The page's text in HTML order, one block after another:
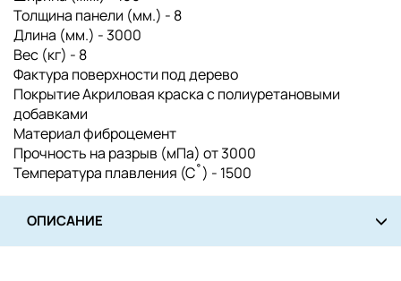
Толщина панели (мм.) - 8
Длина (мм.) - 3000
Вес (кг) - 8
Фактура поверхности под дерево
Покрытие Акриловая краска с полиуретановыми
добавками
Материал фиброцемент
Прочность на разрыв (мПа) от 3000
Температура плавления (С˚) - 1500
ОПИСАНИЕ